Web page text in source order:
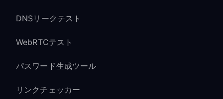
DNSリークテスト
WebRTCテスト
パスワード生成ツール
リンクチェッカー